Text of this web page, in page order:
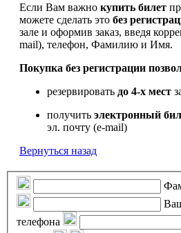
Если Вам важно купить билет
можете сделать это без
зале и оформив заказ, введя
mail), телефон, Фамилию и Имя.
Покупка без регистрации
резервировать до 4-х мест
получить электронный
эл. почту (e-mail)
Вернуться назад
телефона